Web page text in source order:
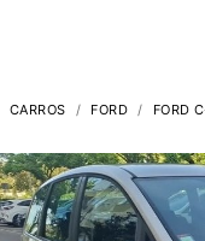
CARROS FORD FORD